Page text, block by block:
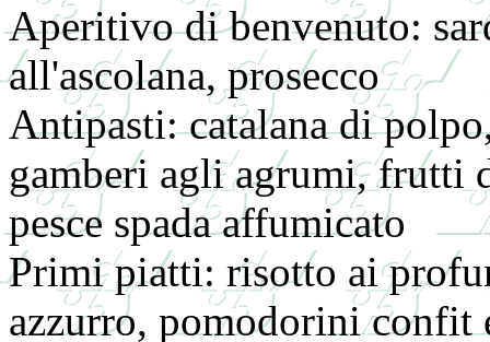
Aperitivo di benvenuto:
all'ascolana, prosecco
Antipasti: catalana di
gamberi agli agrumi, frutti
pesce spada affumicato
Primi piatti: risotto ai
azzurro, pomodorini confit